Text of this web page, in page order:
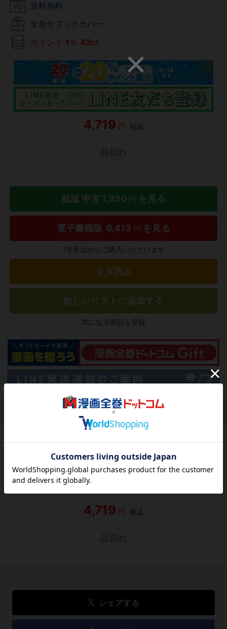
送料無料
全巻分ブックカバー
ポイント 1 ％ 42pt
4,719 円 税込
紙版 中古 1,330 円 を見る
電子書籍版 6,413 円 を見る
1巻単位からご購入いただけます
タダ読み
欲しいリストに追加する
気になる商品を登録
（関連商品を含む）
レビューを書く
4,719 円 税込
シェアする